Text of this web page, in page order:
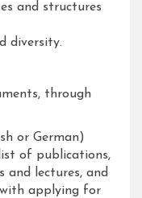
and structures
diversity.
through
or German)
of publications,
and lectures, and
applying for